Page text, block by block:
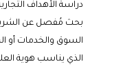
دراسة الأهداف
بحث مُفصل عن
السوق والخدمات أو
الذي يناسب هوية